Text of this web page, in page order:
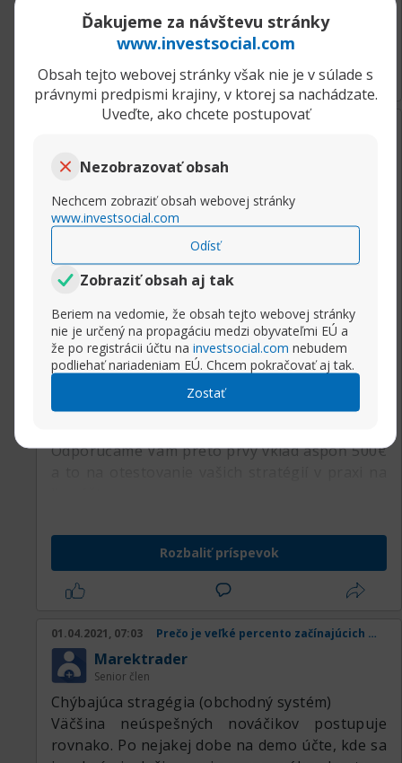
Ďakujeme za návštevu stránky
www.investsocial.com
Obsah tejto webovej stránky však nie je v súlade s
právnymi predpismi krajiny, v ktorej sa nachádzate.
Uveďte, ako chcete postupovať
Nezobrazovať obsah
Nechcem zobraziť obsah webovej stránky
www.investsocial.com
Odísť
Zobraziť obsah aj tak
Beriem na vedomie, že obsah tejto webovej stránky
nie je určený na propagáciu medzi obyvateľmi EÚ a
že po registrácii účtu na investsocial.com nebudem
podliehať nariadeniam EÚ. Chcem pokračovať aj tak.
Zostať
Rozbaliť príspevok
06.04.2021, 09:08
Senior člen
Veľmi nízky počiatočný kapitál
V súčasnosti skoro všetci brokeri (s výnimkou
amerických) vyžadujú nízke prvé vklady zhruba
od úrovne 100€ a viac. Je to preto lebo
konkurencia je vysoká, a tak firmy medzi sebou
vklad však automaticky neznamená že s 50€
alebo 100€ vkladom môžete urobiť dieru do
sveta. Všetci nami odporúčaní fx brokeri
umožňujú obchodovať mikro loty, ale aj
napriek tomu s takýmito nízkymi vkladmi v
Odporúčame Vám preto prvý vklad aspoň 500€
Rozbaliť príspevok
01.04.2021, 07:03 Prečo je veľké percento začínajúcich obchodníkov v strate
Marektrader
Senior člen
Chýbajúca stragégia (obchodný systém)
Väčšina neúspešných nováčikov postupuje
rovnako. Po nejakej dobe na demo účte, kde sa